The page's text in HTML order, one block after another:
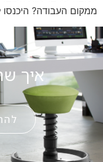
ממקום העבודה? היכנסו
איך